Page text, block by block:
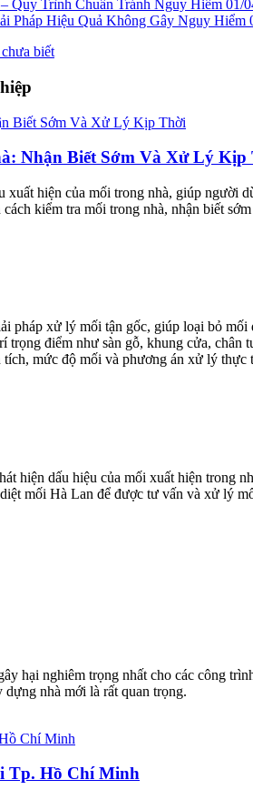
Trình Chuẩn Tránh Nguy Hiểm 01/
Pháp Hiệu Quả Không Gây Nguy Hiểm
biết
Nhận Biết Sớm Và Xử Lý Kịp
xuất hiện của mối trong nhà, giúp người
kiểm tra mối trong nhà, nhận biết
pháp xử lý mối tận gốc, giúp loại bỏ
trọng điểm như sàn gỗ, khung cửa,
mức độ mối và phương án xử lý thực
hiện dấu hiệu của mối xuất hiện trong
mối Hà Lan để được tư vấn và xử lý
hại nghiêm trọng nhất cho các công
nhà mới là rất quan trọng.
Tp. Hồ Chí Minh